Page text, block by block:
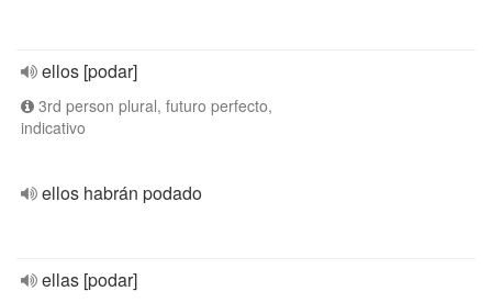
ellos [podar]
3rd person plural, futuro perfecto,
indicativo
ellos habrán podado
ellas [podar]